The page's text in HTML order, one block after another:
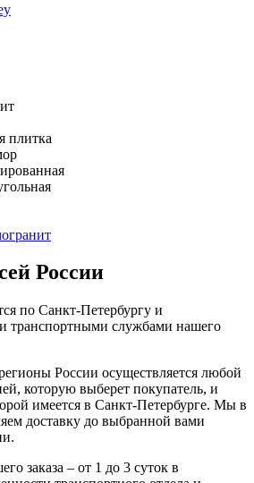
плитка
России
по Санкт-Петербургу и
транспортными службами нашего
России осуществляется любой
которую выберет покупатель, и
имеется в Санкт-Петербурге. Мы в
доставку до выбранной вами
заказа – от 1 до 3 суток в